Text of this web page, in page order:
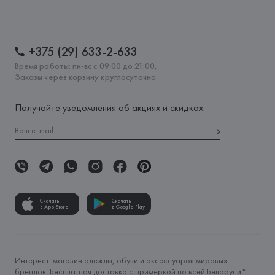
+375 (29) 633-2-633
Время работы: пн-вс с 09:00 до 21:00,
Заказы через корзину круглосуточно
Получайте уведомления об акциях и скидках:
Скачать
в App Store
Скачать
в Google Play
Интернет-магазин одежды, обуви и аксессуаров мировых
брендов. Бесплатная доставка с примеркой по всей Беларуси*.